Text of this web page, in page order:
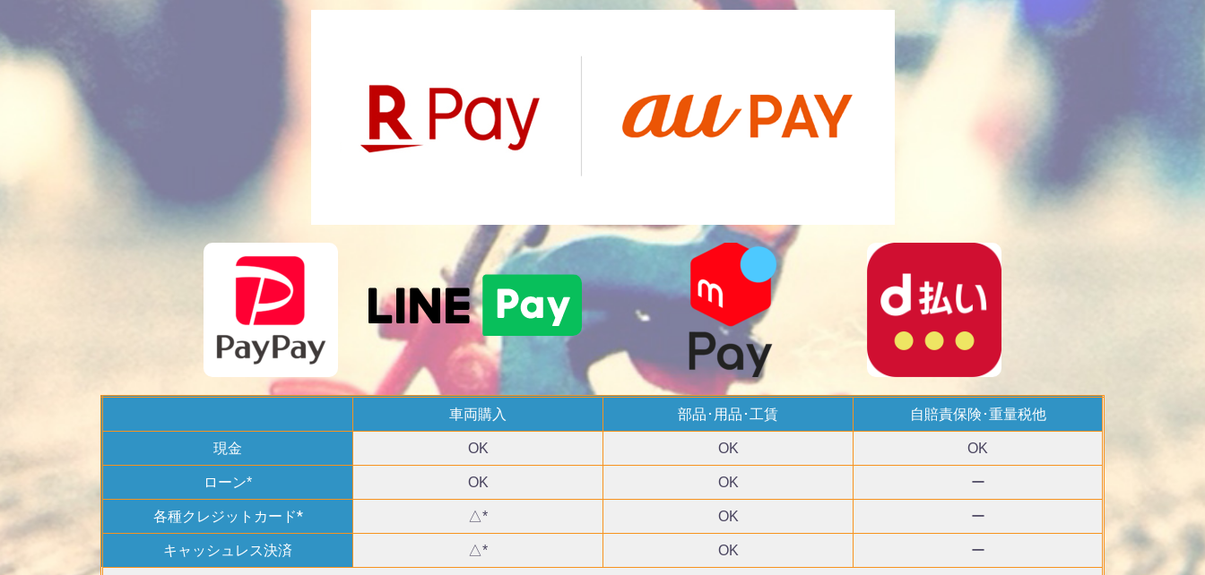
車両購入 部品･用品･工賃 自賠責保険･重量税他
現金 OK OK OK
ローン* OK OK ー
各種クレジットカード* △* OK ー
キャッシュレス決済 △* OK ー